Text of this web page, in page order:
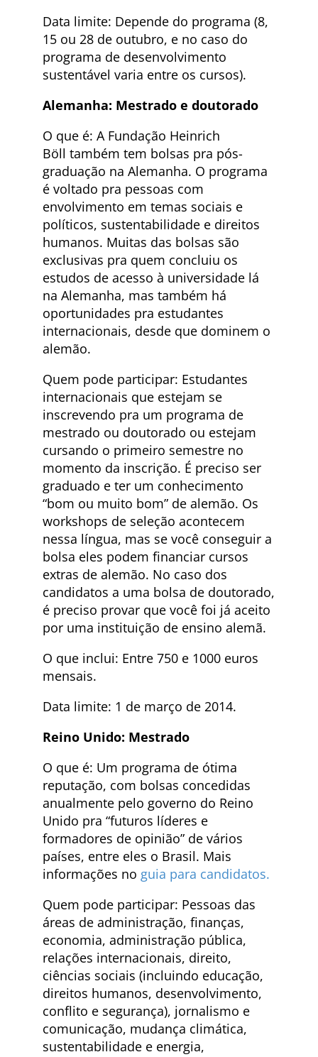
Data limite: Depende do programa (8,
15 ou 28 de outubro, e no caso do
programa de desenvolvimento
sustentável varia entre os cursos).
Alemanha: Mestrado e doutorado
O que é: A Fundação Heinrich
Böll também tem bolsas pra pós-
graduação na Alemanha. O programa
é voltado pra pessoas com
envolvimento em temas sociais e
políticos, sustentabilidade e direitos
humanos. Muitas das bolsas são
exclusivas pra quem concluiu os
estudos de acesso à universidade lá
na Alemanha, mas também há
oportunidades pra estudantes
internacionais, desde que dominem o
alemão.
Quem pode participar: Estudantes
internacionais que estejam se
inscrevendo pra um programa de
mestrado ou doutorado ou estejam
cursando o primeiro semestre no
momento da inscrição. É preciso ser
graduado e ter um conhecimento
“bom ou muito bom” de alemão. Os
workshops de seleção acontecem
nessa língua, mas se você conseguir a
bolsa eles podem financiar cursos
extras de alemão. No caso dos
candidatos a uma bolsa de doutorado,
é preciso provar que você foi já aceito
por uma instituição de ensino alemã.
O que inclui: Entre 750 e 1000 euros
mensais.
Data limite: 1 de março de 2014.
Reino Unido: Mestrado
O que é: Um programa de ótima
reputação, com bolsas concedidas
anualmente pelo governo do Reino
Unido pra “futuros líderes e
formadores de opinião” de vários
países, entre eles o Brasil. Mais
informações no guia para candidatos.
Quem pode participar: Pessoas das
áreas de administração, finanças,
economia, administração pública,
relações internacionais, direito,
ciências sociais (incluindo educação,
direitos humanos, desenvolvimento,
conflito e segurança), jornalismo e
comunicação, mudança climática,
sustentabilidade e energia,